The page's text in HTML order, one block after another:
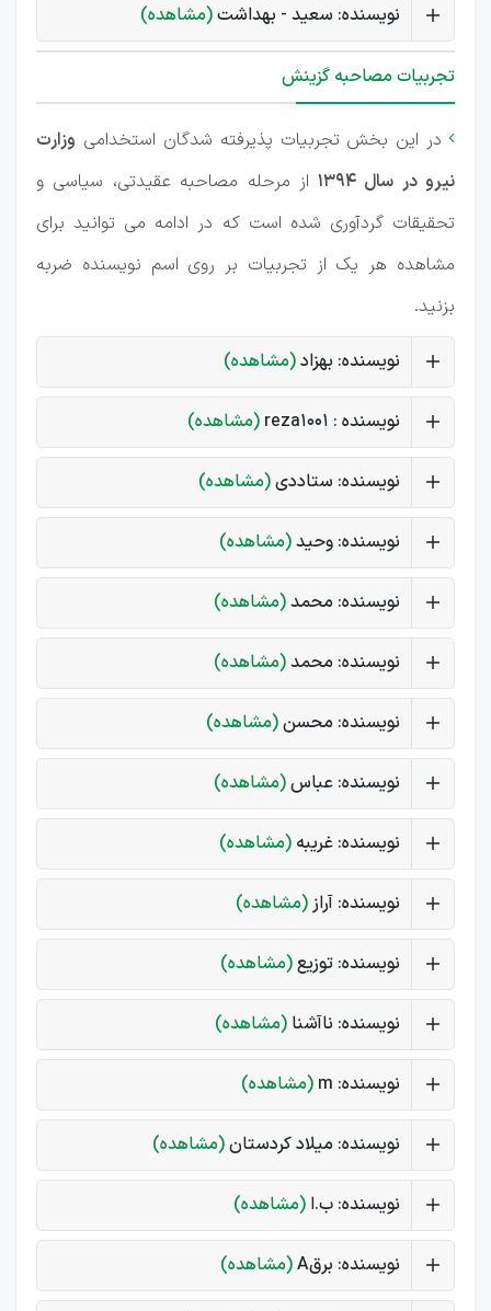
نویسنده: سعید - بهداشت(مشاهده)
تجربیات مصاحبه گزینش
 در این بخش تجربیات پذیرفته شدگان استخدامی وزارت
نیرو در سال 1394
از مرحله مصاحبه عقیدتی، سیاسی و
تحقیقات گردآوری شده است که در ادامه می توانید برای
مشاهده هر یک از تجربیات بر روی اسم نویسنده ضربه
بزنید.
نویسنده: بهزاد(مشاهده)
نویسنده : reza1001 (مشاهده)
نویسنده: ستاددی(مشاهده)
نویسنده: وحید(مشاهده)
نویسنده: محمد(مشاهده)
نویسنده: محمد(مشاهده)
نویسنده: محسن(مشاهده)
نویسنده: عباس(مشاهده)
نویسنده: غریبه (مشاهده)
نویسنده: آراز(مشاهده)
نویسنده: توزیع(مشاهده)
نویسنده: ناآشنا (مشاهده)
نویسنده: m (مشاهده)
نویسنده: میلاد کردستان(مشاهده)
نویسنده: ب.ا (مشاهده)
نویسنده: برقA (مشاهده)